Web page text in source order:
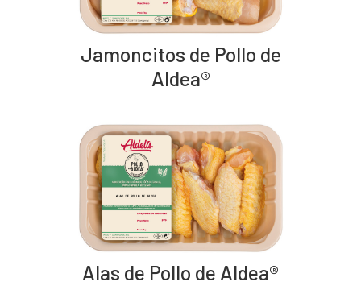
Jamoncitos de Pollo de
Aldea®
Alas de Pollo de Aldea®